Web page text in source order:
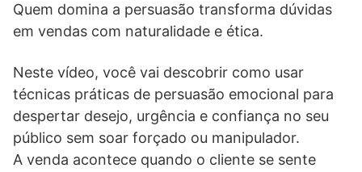
Quem domina a persuasão transforma dúvidas
em vendas com naturalidade e ética.
Neste vídeo, você vai descobrir como usar
técnicas práticas de persuasão emocional para
despertar desejo, urgência e confiança no seu
público sem soar forçado ou manipulador.
A venda acontece quando o cliente se sente